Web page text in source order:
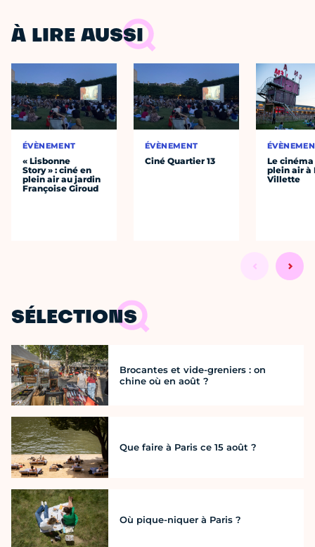
À LIRE AUSSI
ÉVÈNEMENT
« Lisbonne
Story » : ciné en
plein air au jardin
Françoise Giroud
ÉVÈNEMENT
Ciné Quartier 13
Le cinéma
plein air à
Villette
SÉLECTIONS
Brocantes et vide-greniers : on
chine où en août ?
Que faire à Paris ce 15 août ?
Où pique-niquer à Paris ?